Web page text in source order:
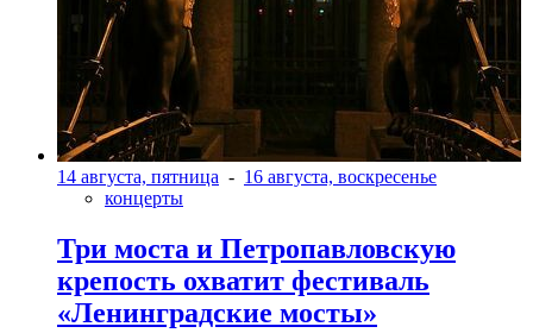
14 августа, пятница - 16 августа, воскресенье
концерты
Три моста и Петропавловскую
крепость охватит фестиваль
«Ленинградские мосты»